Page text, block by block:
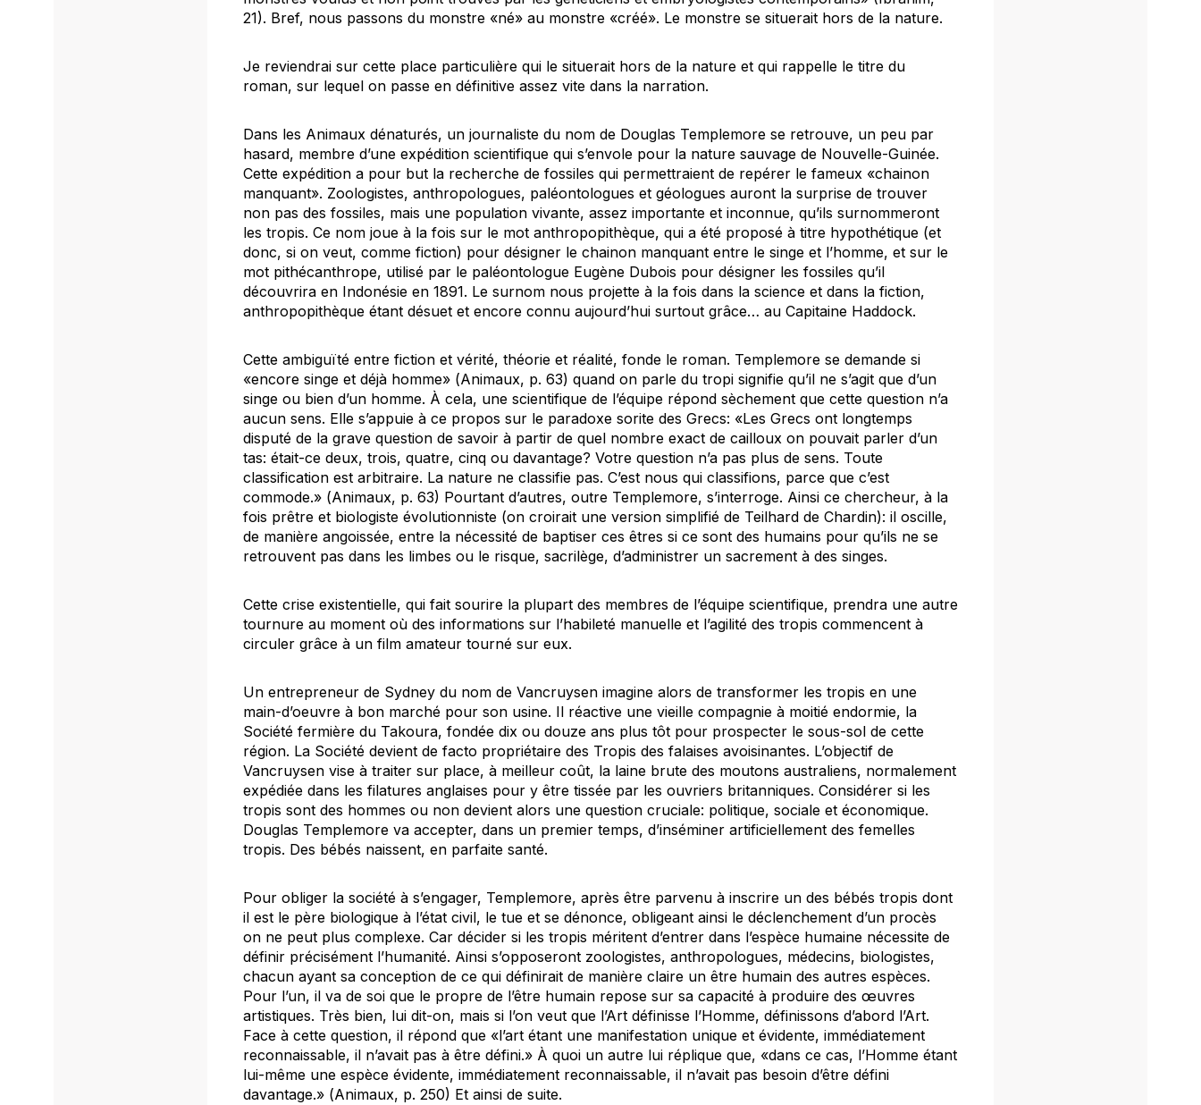
21). Bref, nous passons du monstre «né» au monstre «créé». Le monstre se situerait hors de la nature.
Je reviendrai sur cette place particulière qui le situerait hors de la nature et qui rappelle le titre du
roman, sur lequel on passe en définitive assez vite dans la narration.
Dans les Animaux dénaturés, un journaliste du nom de Douglas Templemore se retrouve, un peu par
hasard, membre d’une expédition scientifique qui s’envole pour la nature sauvage de Nouvelle-Guinée.
Cette expédition a pour but la recherche de fossiles qui permettraient de repérer le fameux «chainon
manquant». Zoologistes, anthropologues, paléontologues et géologues auront la surprise de trouver
non pas des fossiles, mais une population vivante, assez importante et inconnue, qu’ils surnommeront
les tropis. Ce nom joue à la fois sur le mot anthropopithèque, qui a été proposé à titre hypothétique (et
donc, si on veut, comme fiction) pour désigner le chainon manquant entre le singe et l’homme, et sur le
mot pithécanthrope, utilisé par le paléontologue Eugène Dubois pour désigner les fossiles qu’il
découvrira en Indonésie en 1891. Le surnom nous projette à la fois dans la science et dans la fiction,
anthropopithèque étant désuet et encore connu aujourd’hui surtout grâce… au Capitaine Haddock.
Cette ambiguïté entre fiction et vérité, théorie et réalité, fonde le roman. Templemore se demande si
«encore singe et déjà homme» (Animaux, p. 63) quand on parle du tropi signifie qu’il ne s’agit que d’un
singe ou bien d’un homme. À cela, une scientifique de l’équipe répond sèchement que cette question n’a
aucun sens. Elle s’appuie à ce propos sur le paradoxe sorite des Grecs: «Les Grecs ont longtemps
disputé de la grave question de savoir à partir de quel nombre exact de cailloux on pouvait parler d’un
tas: était-ce deux, trois, quatre, cinq ou davantage? Votre question n’a pas plus de sens. Toute
classification est arbitraire. La nature ne classifie pas. C’est nous qui classifions, parce que c’est
commode.» (Animaux, p. 63) Pourtant d’autres, outre Templemore, s’interroge. Ainsi ce chercheur, à la
fois prêtre et biologiste évolutionniste (on croirait une version simplifié de Teilhard de Chardin): il oscille,
de manière angoissée, entre la nécessité de baptiser ces êtres si ce sont des humains pour qu’ils ne se
retrouvent pas dans les limbes ou le risque, sacrilège, d’administrer un sacrement à des singes.
Cette crise existentielle, qui fait sourire la plupart des membres de l’équipe scientifique, prendra une autre
tournure au moment où des informations sur l’habileté manuelle et l’agilité des tropis commencent à
circuler grâce à un film amateur tourné sur eux.
Un entrepreneur de Sydney du nom de Vancruysen imagine alors de transformer les tropis en une
main-d’oeuvre à bon marché pour son usine. Il réactive une vieille compagnie à moitié endormie, la
Société fermière du Takoura, fondée dix ou douze ans plus tôt pour prospecter le sous-sol de cette
région. La Société devient de facto propriétaire des Tropis des falaises avoisinantes. L’objectif de
Vancruysen vise à traiter sur place, à meilleur coût, la laine brute des moutons australiens, normalement
expédiée dans les filatures anglaises pour y être tissée par les ouvriers britanniques. Considérer si les
tropis sont des hommes ou non devient alors une question cruciale: politique, sociale et économique.
Douglas Templemore va accepter, dans un premier temps, d’inséminer artificiellement des femelles
tropis. Des bébés naissent, en parfaite santé.
Pour obliger la société à s’engager, Templemore, après être parvenu à inscrire un des bébés tropis dont
il est le père biologique à l’état civil, le tue et se dénonce, obligeant ainsi le déclenchement d’un procès
on ne peut plus complexe. Car décider si les tropis méritent d’entrer dans l’espèce humaine nécessite de
définir précisément l’humanité. Ainsi s’opposeront zoologistes, anthropologues, médecins, biologistes,
chacun ayant sa conception de ce qui définirait de manière claire un être humain des autres espèces.
Pour l’un, il va de soi que le propre de l’être humain repose sur sa capacité à produire des œuvres
artistiques. Très bien, lui dit-on, mais si l’on veut que l’Art définisse l’Homme, définissons d’abord l’Art.
Face à cette question, il répond que «l’art étant une manifestation unique et évidente, immédiatement
reconnaissable, il n’avait pas à être défini.» À quoi un autre lui réplique que, «dans ce cas, l’Homme étant
lui-même une espèce évidente, immédiatement reconnaissable, il n’avait pas besoin d’être défini
davantage.» (Animaux, p. 250) Et ainsi de suite.